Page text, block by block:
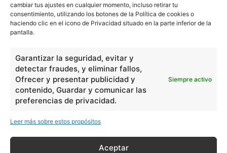
cambiar tus ajustes en cualquier momento, incluso retirar tu
consentimiento, utilizando los botones de la Política de cookies o
haciendo clic en el icono de Privacidad situado en la parte inferior de la
pantalla.
Garantizar la seguridad, evitar y
detectar fraudes, y eliminar fallos,
Ofrecer y presentar publicidad y
contenido, Guardar y comunicar las
preferencias de privacidad.
Siempre activo
Leer más sobre estos propósitos
Aceptar
Varios
Las formas del relieve y sus características
Números romanos 260241
Ángulos agudo, obtuso, recto y...
En Filosofía
Teoría de los Cuatro Elementos